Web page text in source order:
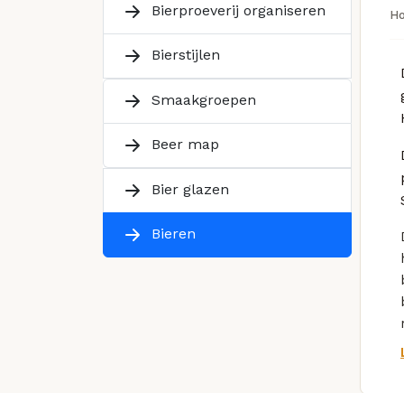
Bierproeverij organiseren
Bierstijlen
Smaakgroepen
Beer map
Bier glazen
Bieren